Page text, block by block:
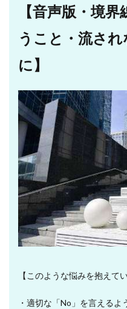
【音声版・境
うこと・流さ
に】
【このような悩みを抱えて
・適切な「No」を言える